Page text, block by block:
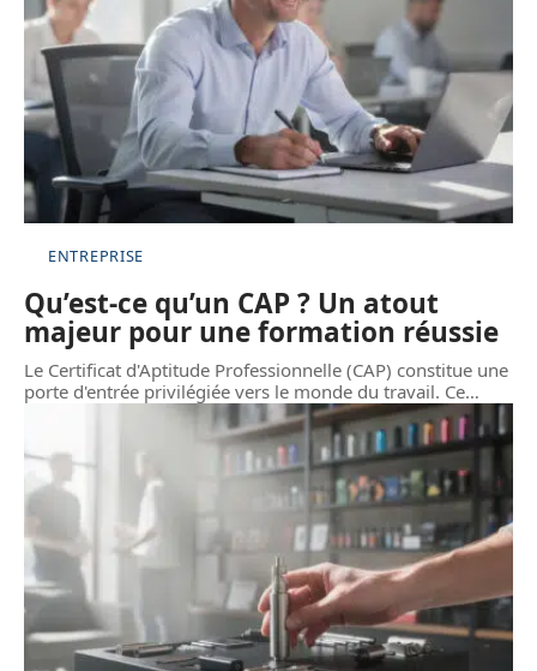
ENTREPRISE
Qu’est-ce qu’un CAP ? Un atout
majeur pour une formation réussie
Le Certificat d'Aptitude Professionnelle (CAP) constitue une
porte d'entrée privilégiée vers le monde du travail. Ce…